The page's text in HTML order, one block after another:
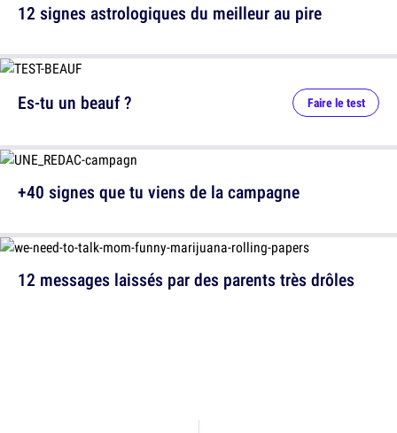
12 signes astrologiques du meilleur au pire
12 messages laissés par des parents très drôles
Es-tu un beauf ? Faire le test
+40 signes que tu viens de la campagne